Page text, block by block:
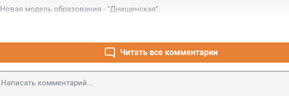
Новая модель образования - "Днищенская".
Читать все комментарии